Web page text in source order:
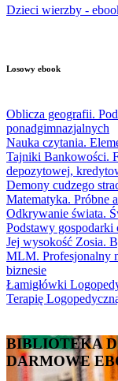
Dzieci wierzby -
Losowy ebook
Oblicza geografii.
ponadgimnazjalnych
Nauka czytania.
Tajniki Bankowości.
depozytowej,
Demony cudzego
Matematyka. Próbne
Odkrywanie świata.
Podstawy gospodarki
Jej wysokość Zosia.
MLM. Profesjonalny
biznesie
Łamigłówki
Terapię
BIBLIOTEKA
DARMOWE